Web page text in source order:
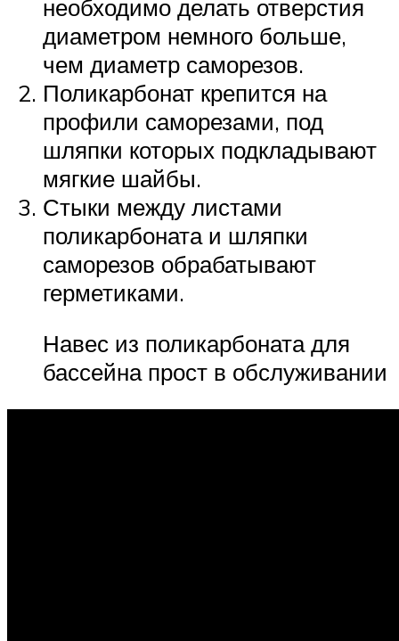
необходимо делать отверстия
диаметром немного больше,
чем диаметр саморезов.
Поликарбонат крепится на
профили саморезами, под
шляпки которых подкладывают
мягкие шайбы.
Стыки между листами
поликарбоната и шляпки
саморезов обрабатывают
герметиками.
Навес из поликарбоната для
бассейна прост в обслуживании